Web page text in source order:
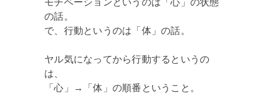
の話。
で、行動というのは「体」の話。
ヤル気になってから行動するというの
は、
「心」→「体」の順番ということ。